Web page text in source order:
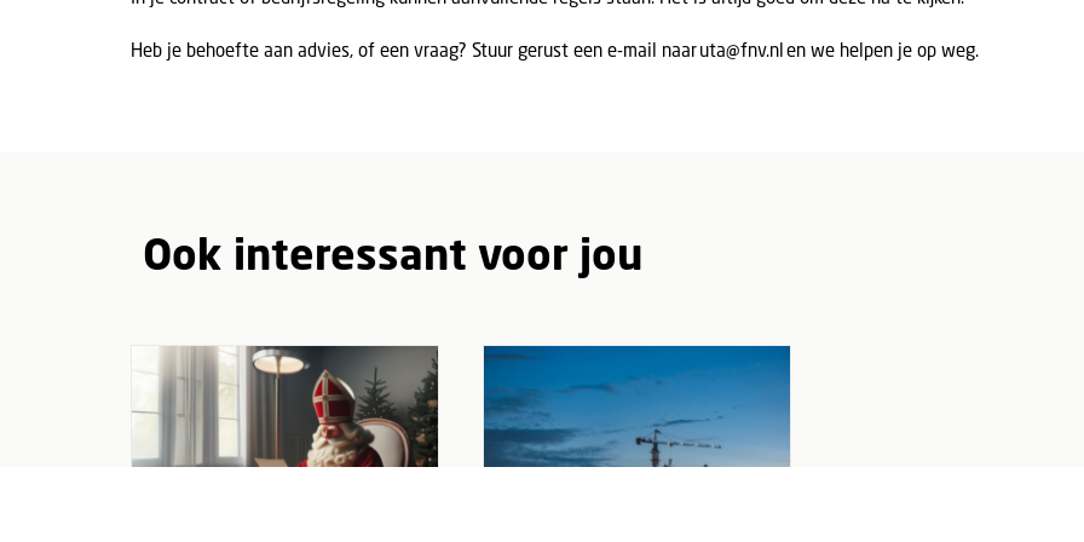
Heb je behoefte aan advies, of een vraag? Stuur gerust een e-mail naaruta@fnv.nlen we helpen je op weg.
Ook interessant voor jou